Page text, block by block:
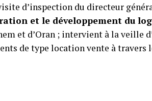
d’inspection du directeur
et le développement du
et d’Oran ; intervient à la veille
de type location vente à